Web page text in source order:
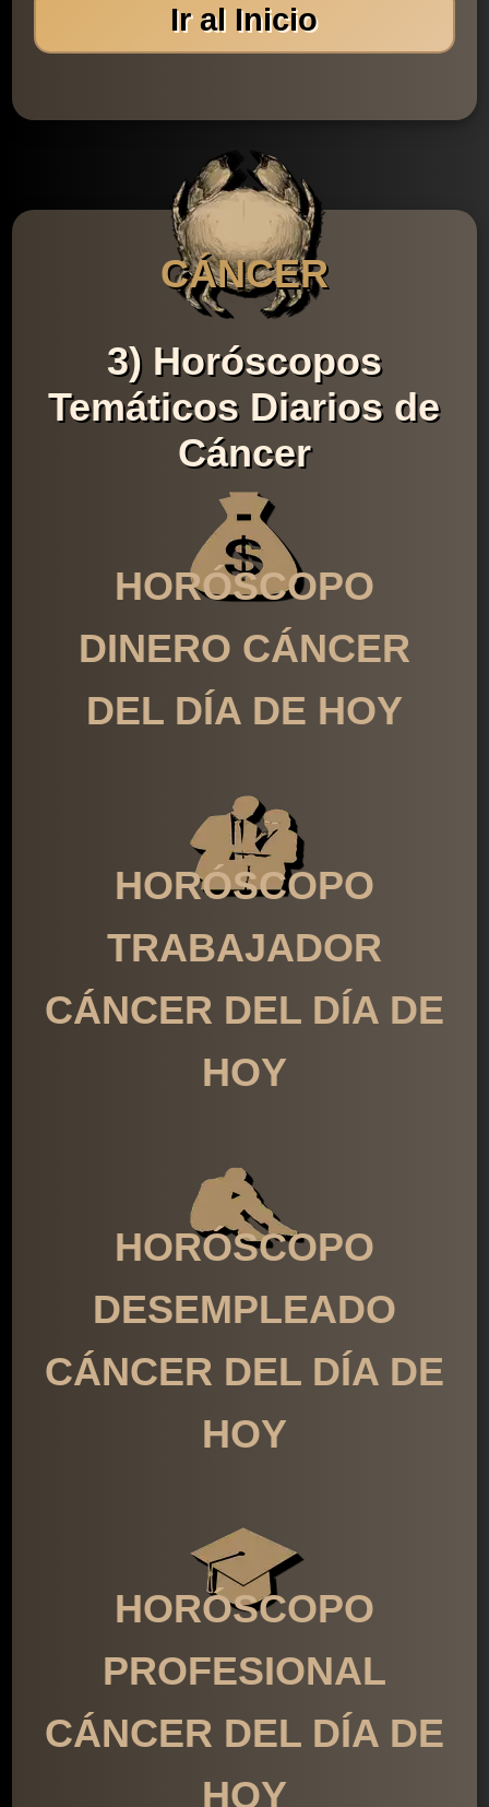
Ir al Inicio
CÁNCER
3) Horóscopos
Temáticos Diarios de
Cáncer
HORÓSCOPO
DINERO CÁNCER
DEL DÍA DE HOY
HORÓSCOPO
TRABAJADOR
CÁNCER DEL DÍA DE
HOY
HORÓSCOPO
DESEMPLEADO
CÁNCER DEL DÍA DE
HOY
HORÓSCOPO
PROFESIONAL
CÁNCER DEL DÍA DE
HOY